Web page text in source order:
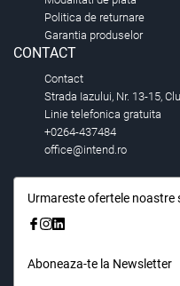
Politica de returnare
Garantia produselor
CONTACT
Contact
Strada Iazului, Nr. 13-15,
Linie telefonica gratuita
+0264-437484
office@intend.ro
Urmareste ofertele noastre
Aboneaza-te la Newsletter